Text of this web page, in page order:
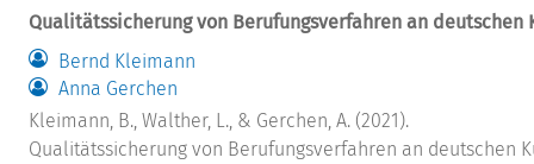
Qualitätssicherung von Berufungsverfahren an deutschen
Bernd Kleimann
Anna Gerchen
Kleimann, B., Walther, L., & Gerchen, A. (2021).
Qualitätssicherung von Berufungsverfahren an deutschen